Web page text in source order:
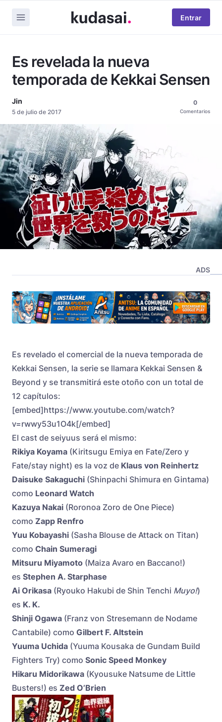
Entrar
Es revelada la nueva
temporada de Kekkai Sensen
Jin
5 de julio de 2017
0
Comentarios
ADS
Es revelado el comercial de la nueva temporada de
Kekkai Sensen, la serie se llamara Kekkai Sensen &
Beyond y se transmitirá este otoño con un total de
12 capítulos:
[embed]https://www.youtube.com/watch?
v=rwwy53u1O4k[/embed]
El cast de seiyuus será el mismo:
Rikiya Koyama (Kiritsugu Emiya en Fate/Zero y
Fate/stay night) es la voz de Klaus von Reinhertz
Daisuke Sakaguchi (Shinpachi Shimura en Gintama)
como Leonard Watch
Kazuya Nakai (Roronoa Zoro de One Piece)
como Zapp Renfro
Yuu Kobayashi (Sasha Blouse de Attack on Titan)
como Chain Sumeragi
Mitsuru Miyamoto (Maiza Avaro en Baccano!)
es Stephen A. Starphase
Ai Orikasa (Ryouko Hakubi de Shin Tenchi Muyo!)
es K. K.
Shinji Ogawa (Franz von Stresemann de Nodame
Cantabile) como Gilbert F. Altstein
Yuuma Uchida (Yuuma Kousaka de Gundam Build
Fighters Try) como Sonic Speed Monkey
Hikaru Midorikawa (Kyousuke Natsume de Little
Busters!) es Zed O’Brien